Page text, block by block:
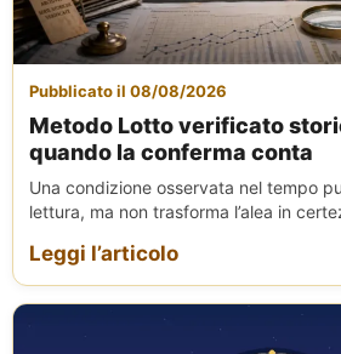
Pubblicato il 08/08/2026
Metodo Lotto verificato
quando la conferma conta
Una condizione osservata nel tempo
lettura, ma non trasforma l’alea in
Leggi l’articolo